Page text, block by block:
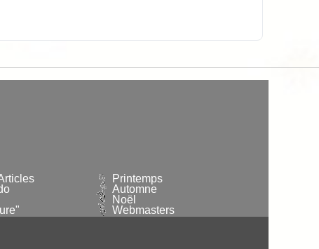
Printemps
Automne
Noël
Webmasters